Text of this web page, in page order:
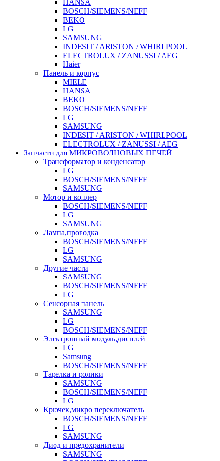
HANSA
BOSCH/SIEMENS/NEFF
BEKO
LG
SAMSUNG
INDESIT / ARISTON / WHIRLPOOL
ELECTROLUX / ZANUSSI / AEG
Haier
Панель и корпус
MIELE
HANSA
BEKO
BOSCH/SIEMENS/NEFF
LG
SAMSUNG
INDESIT / ARISTON / WHIRLPOOL
ELECTROLUX / ZANUSSI / AEG
Запчасти для МИКРОВОЛНОВЫХ ПЕЧЕЙ
Трансформатор и конденсатор
LG
BOSCH/SIEMENS/NEFF
SAMSUNG
Мотор и коплер
BOSCH/SIEMENS/NEFF
LG
SAMSUNG
Лампа,проводка
BOSCH/SIEMENS/NEFF
LG
SAMSUNG
Другие части
SAMSUNG
BOSCH/SIEMENS/NEFF
LG
Сенсорная панель
SAMSUNG
LG
BOSCH/SIEMENS/NEFF
Электронный модуль,дисплей
LG
Samsung
BOSCH/SIEMENS/NEFF
Тарелка и ролики
SAMSUNG
BOSCH/SIEMENS/NEFF
LG
Крючек,микро переключатель
BOSCH/SIEMENS/NEFF
LG
SAMSUNG
Диод и предохранители
SAMSUNG